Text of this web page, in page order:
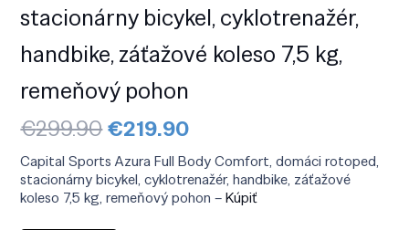
stacionárny bicykel, cyklotrenažér,
handbike, záťažové koleso 7,5 kg,
remeňový pohon
€299.90Pôvodná
cena
bola:
€299.90.
€219.90Aktuálna
je:
€219.90.
Capital Sports Azura Full Body Comfort, domáci rotoped,
stacionárny bicykel, cyklotrenažér, handbike, záťažové
koleso 7,5 kg, remeňový pohon –Kúpiť